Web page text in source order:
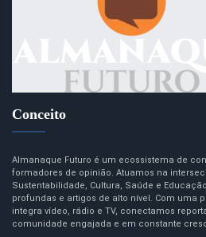
Conceito
Almanaque Futuro é um ecossistema de
formadores de opinião. Atuamos na
Sustentabilidade, Cultura, Saúde e
profundas e artigos de alto nível. Com uma
integra vídeo, rádio e TV, conectamos
comunidade engajada e em constante